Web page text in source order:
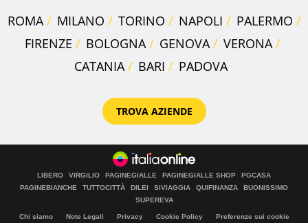
ROMA MILANO TORINO NAPOLI
PALERMO
FIRENZE
BOLOGNA GENOVA
VERONA
CATANIA
BARI PADOVA
TROVA AZIENDE
LIBERO VIRGILIO PAGINEGIALLE PAGINEGIALLE SHOP
PGCASA
PAGINEBIANCHE
TUTTOCITTÀ DILEI SIVIAGGIA QUIFINANZA
BUONISSIMO
SUPEREVA
Chi siamo Note Legali Privacy Cookie Policy
Preferenze sui cookie